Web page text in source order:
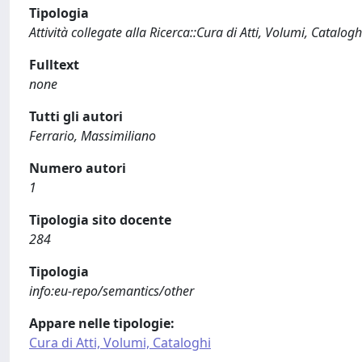
Tipologia
Attività collegate alla Ricerca::Cura di Atti, Volumi,
Fulltext
none
Tutti gli autori
Ferrario, Massimiliano
Numero autori
1
Tipologia sito docente
284
Tipologia
info:eu-repo/semantics/other
Appare nelle tipologie:
Cura di Atti, Volumi, Cataloghi